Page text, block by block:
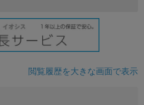
閲覧履歴を大きな画面で表示